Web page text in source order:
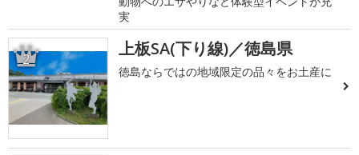
実
2 上板SA(下り線)／徳島県
徳島ならではの地域限定の品々をお土産に